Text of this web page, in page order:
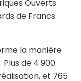
Ouverts
de Francs
la manière
de 4 900
et 765